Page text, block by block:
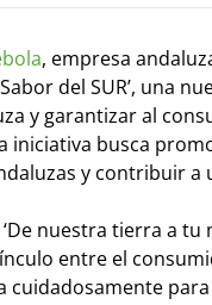
, empresa
del SUR’, una
y garantizar al
iniciativa busca
y contribuir
nuestra tierra a tu
entre el
cuidadosamente